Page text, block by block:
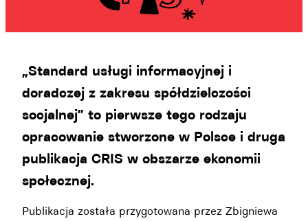
„Standard usługi informacyjnej i
doradczej z zakresu spółdzielczości
socjalnej” to pierwsze tego rodzaju
opracowanie stworzone w Polsce i druga
publikacja CRIS w obszarze ekonomii
społecznej.
Publikacja została przygotowana przez Zbigniewa